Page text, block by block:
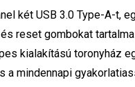
két USB 3.0 Type-A-t,
reset gombokat
kialakítású toronyház
mindennapi